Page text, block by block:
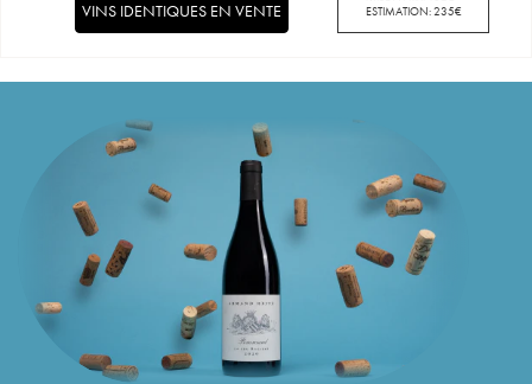
ESTIMATION:235€
VINS IDENTIQUES EN VENTE